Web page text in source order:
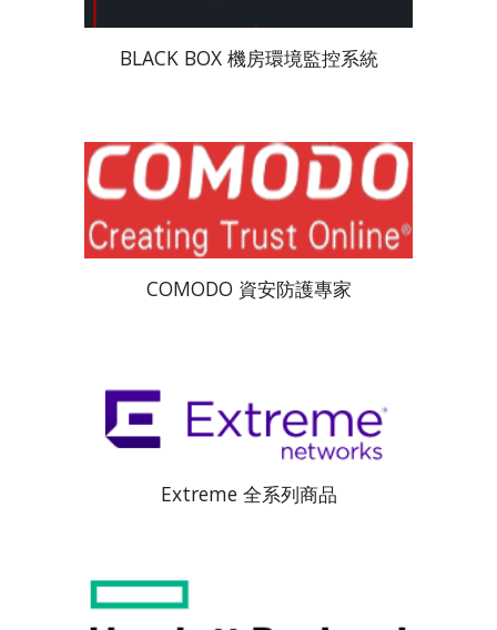
BLACK BOX 機房環境監控系統
COMODO 資安防護專家
Extreme 全系列商品